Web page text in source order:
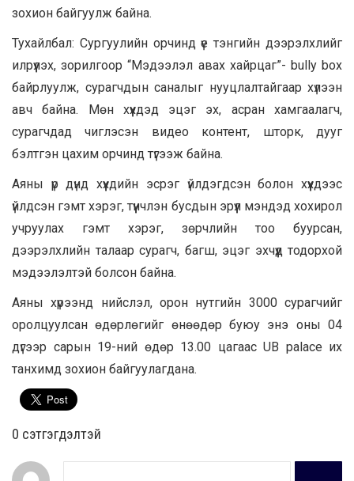
зохион байгуулж байна.
Тухайлбал: Сургуулийн орчинд үе тэнгийн дээрэлхлийг
илрүүлэх, зорилгоор “Мэдээлэл авах хайрцаг”- bully box
байрлуулж, сурагчдын саналыг нууцлалтайгаар хүлээн
авч байна. Мөн хүүхдэд эцэг эх, асран хамгаалагч,
сурагчдад чиглэсэн видео контент, шторк, дууг
бэлтгэн цахим орчинд түгээж байна.
​Аяны үр дүнд хүүхдийн эсрэг үйлдэгдсэн болон хүүхдээс
үйлдсэн гэмт хэрэг, түүнчлэн бусдын эрүүл мэндэд хохирол
учруулах гэмт хэрэг, зөрчлийн тоо буурсан,
дээрэлхлийн талаар сурагч, багш, эцэг эхчүүд тодорхой
мэдээлэлтэй болсон байна.
Аяны хүрээнд нийслэл, орон нутгийн 3000 сурагчийг
оролцуулсан өдөрлөгийг өнөөдөр буюу энэ оны 04
дүгээр сарын 19-ний өдөр 13.00 цагаас UB palace их
танхимд зохион байгуулагдана.
0 cэтгэгдэлтэй